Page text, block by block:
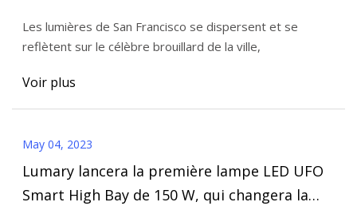
Les lumières de San Francisco se dispersent et se
reflètent sur le célèbre brouillard de la ville,
Voir plus
May 04, 2023
Lumary lancera la première lampe LED UFO
Smart High Bay de 150 W, qui changera la